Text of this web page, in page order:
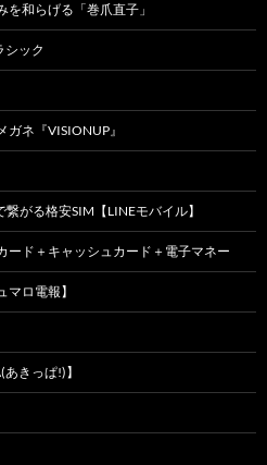
和らげる「巻爪直子」
シック
ネ『VISIONUP』
がる格安SIM【LINEモバイル】
ード＋キャッシュカード＋電子マネー
ロ電報】
きっぱ!)】